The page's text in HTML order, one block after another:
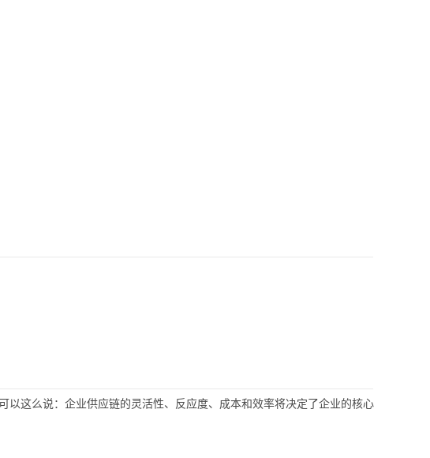
以这么说：企业供应链的灵活性、反应度、成本和效率将决定了企业的核心